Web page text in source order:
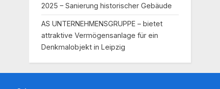
2025 – Sanierung historischer Gebäude
AS UNTERNEHMENSGRUPPE – bietet
attraktive Vermögensanlage für ein
Denkmalobjekt in Leipzig